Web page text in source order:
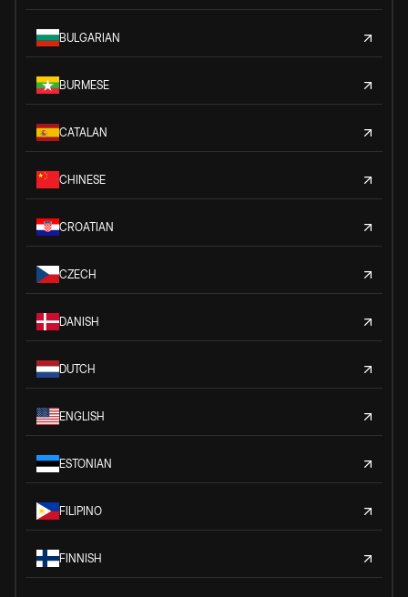
BULGARIAN
BURMESE
CATALAN
CHINESE
CROATIAN
CZECH
DANISH
DUTCH
ENGLISH
ESTONIAN
FILIPINO
FINNISH